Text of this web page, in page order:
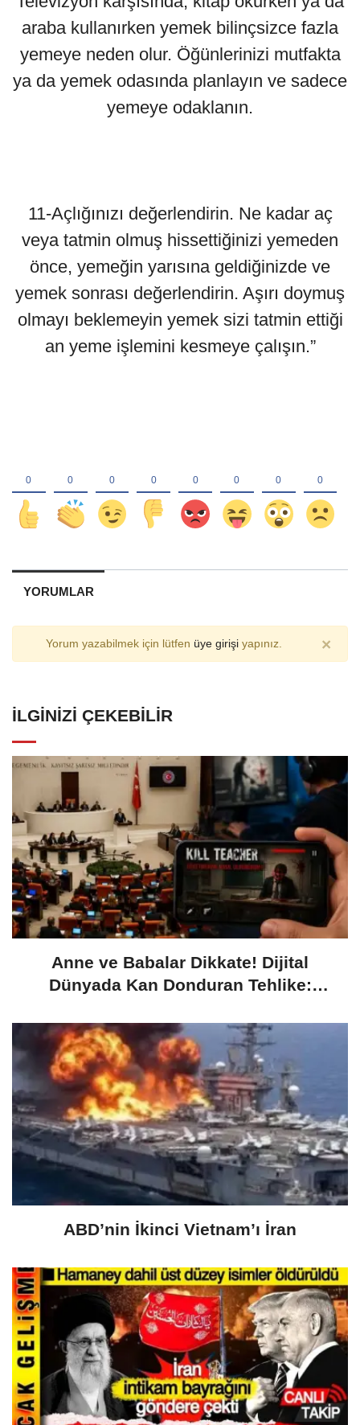
araba kullanırken yemek bilinçsizce fazla
yemeye neden olur. Öğünlerinizi mutfakta
ya da yemek odasında planlayın ve sadece
yemeye odaklanın.
11-Açlığınızı değerlendirin. Ne kadar aç
veya tatmin olmuş hissettiğinizi yemeden
önce, yemeğin yarısına geldiğinizde ve
yemek sonrası değerlendirin. Aşırı doymuş
olmayı beklemeyin yemek sizi tatmin ettiği
an yeme işlemini kesmeye çalışın.”
YORUMLAR
Yorum yazabilmek için lütfen üye girişiyapınız. ×
İLGINIZI ÇEKEBILIR
Anne ve Babalar Dikkate! Dijital
Dünyada Kan Donduran Tehlike:
ABD’nin İkinci Vietnam’ı İran